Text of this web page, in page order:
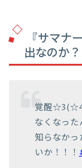
『サマナ
出なのか？
覚醒
なくなった
知らなかっ
いか！！！